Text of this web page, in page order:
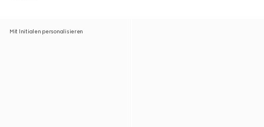
Mit Initialen personalisieren